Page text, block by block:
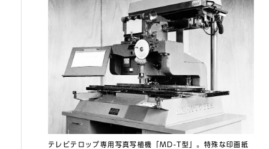
テレビテロップ専用写真写植機「MD-T型」。特殊な印画紙